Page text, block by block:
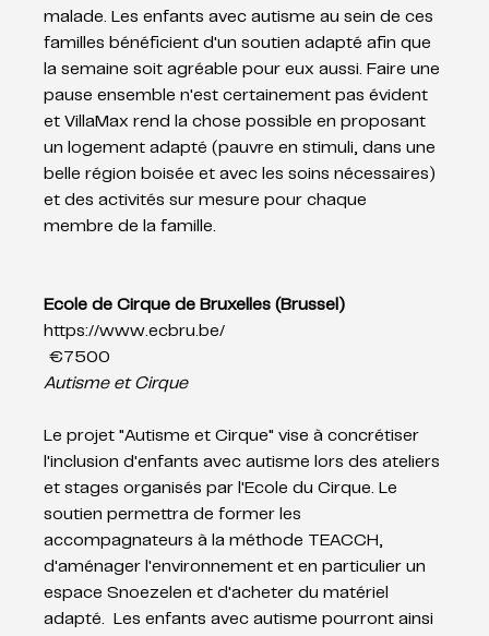
malade. Les enfants avec autisme au sein de ces
familles bénéficient d'un soutien adapté afin que
la semaine soit agréable pour eux aussi. Faire une
pause ensemble n'est certainement pas évident
et VillaMax rend la chose possible en proposant
un logement adapté (pauvre en stimuli, dans une
belle région boisée et avec les soins nécessaires)
et des activités sur mesure pour chaque
membre de la famille.
Ecole de Cirque de Bruxelles (Brussel)
https://www.ecbru.be/
€7500
Autisme et Cirque
Le projet "Autisme et Cirque" vise à concrétiser
l'inclusion d'enfants avec autisme lors des ateliers
et stages organisés par l'Ecole du Cirque. Le
soutien permettra de former les
accompagnateurs à la méthode TEACCH,
d'aménager l'environnement et en particulier un
espace Snoezelen et d'acheter du matériel
adapté.  Les enfants avec autisme pourront ainsi